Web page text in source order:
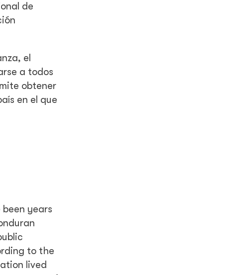
de
el
a todos
obtener
en el que
years
to the
lived